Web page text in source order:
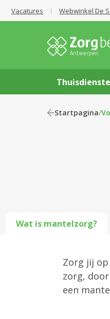
Vacatures Webwinkel De
Startpagina/
Wat is mantelzorg?
Zorg jij
zorg,
een